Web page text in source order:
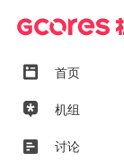
首页
机组
讨论